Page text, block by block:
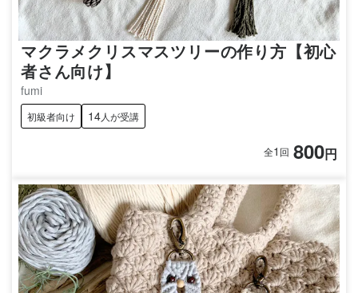
マクラメクリスマスツリーの作り方【初心
者さん向け】
fumi
初級者向け 14人が受講
全1 回 800円